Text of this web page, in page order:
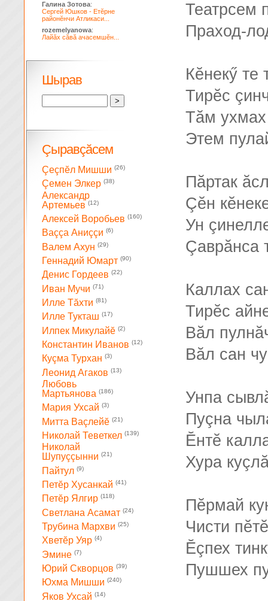
Театрсем
Праход-
Кĕнекӳ те
Тирĕс
Тăм
Этем
Пăртак
Çĕн
Ун
Çаврăнса
Каллах
Тирĕс
Вăл
Вăл сан
Унпа
Пуçна
Ĕнтĕ
Хура
Пĕрмай
Чисти
Ĕçпех
Пушшех
Галина Зотова:
Сергей Юшков - Етĕрне
районĕнчи Атликаси...
rozemelyanowa:
Лайăх сăвă ачасемшĕн...
Шырав
Çыравçăсем
Çеçпĕл Мишши (26)
Çемен Элкер (38)
Александр
Артемьев (12)
Алексей Воробьев (160)
Ваççа Аниççи (6)
Валем Ахун (29)
Геннадий Юмарт (90)
Денис Гордеев (22)
Иван Мучи (71)
Илле Тăхти (81)
Илле Тукташ (17)
Илпек Микулайĕ (2)
Константин Иванов (12)
Куçма Турхан (3)
Леонид Агаков (13)
Любовь
Мартьянова (186)
Мария Ухсай (3)
Митта Ваçлейĕ (21)
Николай Теветкел (139)
Николай
Шупуççынни (21)
Пайтул (9)
Петĕр Хусанкай (41)
Петĕр Ялгир (118)
Светлана Асамат (24)
Трубина Мархви (25)
Хветĕр Уяр (4)
Эмине (7)
Юрий Скворцов (39)
Юхма Мишши (240)
Яков Ухсай (14)